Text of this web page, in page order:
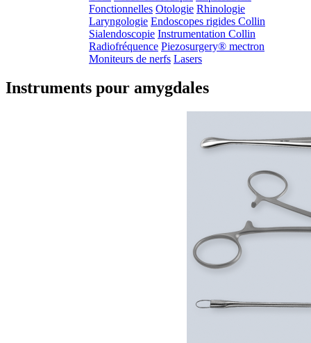
Fonctionnelles Otologie Rhinologie
Laryngologie Endoscopes rigides Collin
Sialendoscopie Instrumentation Collin
Radiofréquence Piezosurgery® mectron
Moniteurs de nerfs Lasers
Instruments pour amygdales